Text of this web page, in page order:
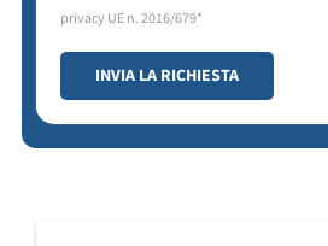
privacy UE n. 2016/679*